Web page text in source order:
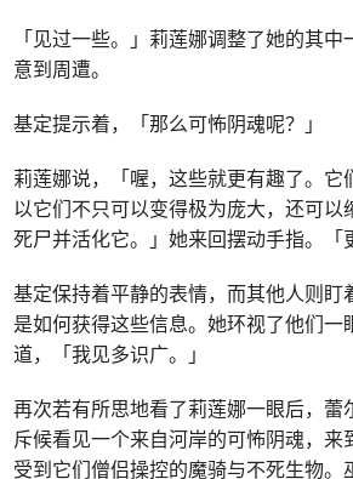
「见过一些。」莉莲娜调整了她的其
意到周遭。
基定提示着，「那么可怖阴魂呢？」
莉莲娜说，「喔，这些就更有趣了。它
以它们不只可以变得极为庞大，还可以
死尸并活化它。」她来回摆动手指。「
基定保持着平静的表情，而其他人则盯
是如何获得这些信息。她环视了他们一
道，「我见多识广。」
再次若有所思地看了莉莲娜一眼后，蕾
斥候看见一个来自河岸的可怖阴魂，来
受到它们僧侣操控的魔骑与不死生物。